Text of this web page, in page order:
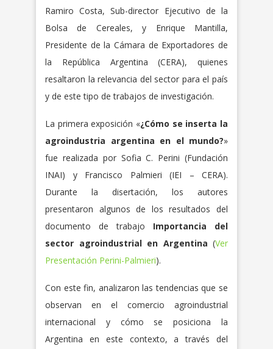
Ramiro Costa, Sub-director Ejecutivo de la
Bolsa de Cereales, y Enrique Mantilla,
Presidente de la Cámara de Exportadores de
la República Argentina (CERA), quienes
resaltaron la relevancia del sector para el país
y de este tipo de trabajos de investigación.
La primera exposición «¿Cómo se inserta la
agroindustria argentina en el mundo?»
fue realizada por Sofia C. Perini (Fundación
INAI) y Francisco Palmieri (IEI – CERA).
Durante la disertación, los autores
presentaron algunos de los resultados del
documento de trabajo Importancia del
sector agroindustrial en Argentina (Ver
Presentación Perini-Palmieri).
Con este fin, analizaron las tendencias que se
observan en el comercio agroindustrial
internacional y cómo se posiciona la
Argentina en este contexto, a través del